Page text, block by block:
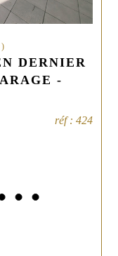
DERNIER
-
réf : 424